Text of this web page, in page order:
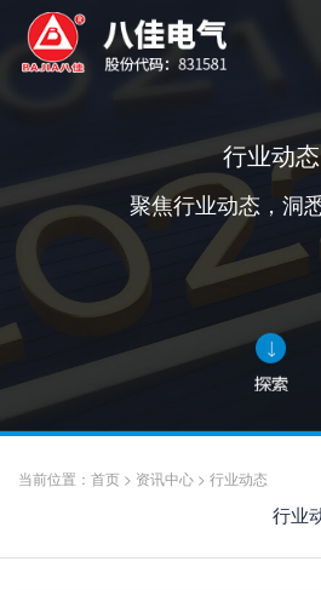
行业动态
聚焦行业动态，洞
当前位置： 首页 > 资讯中心 > 行业动态
行业